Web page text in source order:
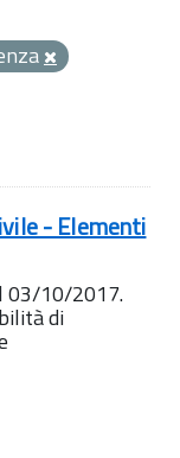
- Elementi
03/10/2017.
di